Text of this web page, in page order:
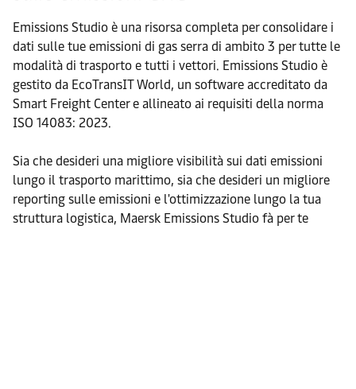
Emissions Studio è una risorsa completa per consolidare i
dati sulle tue emissioni di gas serra di ambito 3 per tutte le
modalità di trasporto e tutti i vettori. Emissions Studio è
gestito da EcoTransIT World, un software accreditato da
Smart Freight Center e allineato ai requisiti della norma
ISO 14083: 2023.
Sia che desideri una migliore visibilità sui dati emissioni
lungo il trasporto marittimo, sia che desideri un migliore
reporting sulle emissioni e l'ottimizzazione lungo la tua
struttura logistica, Maersk Emissions Studio fà per te